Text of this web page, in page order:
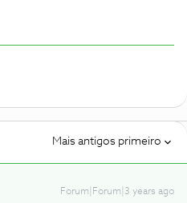
Mais antigos primeiro
Forum|Forum|3 years ago